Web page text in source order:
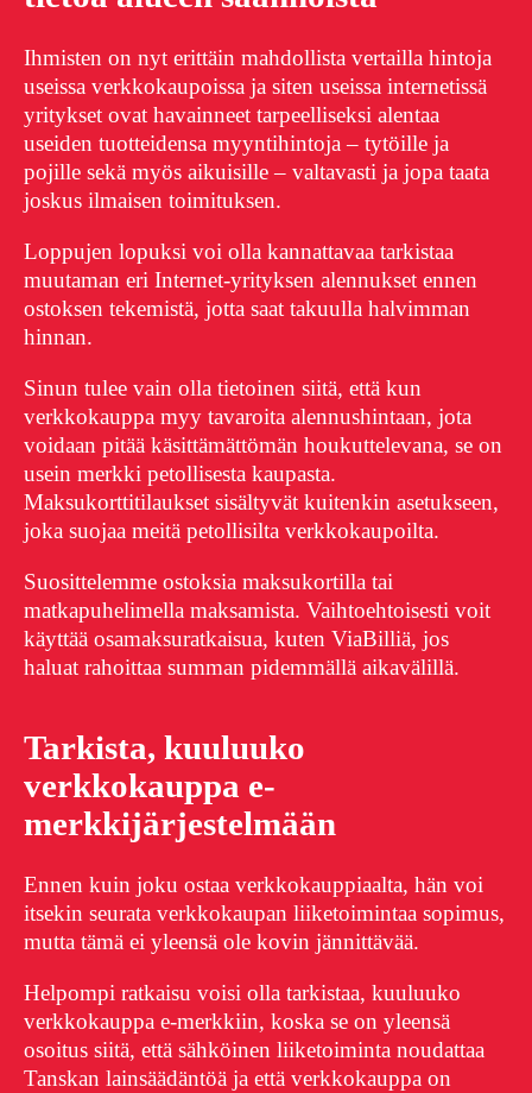
Ihmisten on nyt erittäin mahdollista vertailla hintoja
useissa verkkokaupoissa ja siten useissa internetissä
yritykset ovat havainneet tarpeelliseksi alentaa
useiden tuotteidensa myyntihintoja – tytöille ja
pojille sekä myös aikuisille – valtavasti ja jopa taata
joskus ilmaisen toimituksen.
Loppujen lopuksi voi olla kannattavaa tarkistaa
muutaman eri Internet-yrityksen alennukset ennen
ostoksen tekemistä, jotta saat takuulla halvimman
hinnan.
Sinun tulee vain olla tietoinen siitä, että kun
verkkokauppa myy tavaroita alennushintaan, jota
voidaan pitää käsittämättömän houkuttelevana, se on
usein merkki petollisesta kaupasta.
Maksukorttitilaukset sisältyvät kuitenkin asetukseen,
joka suojaa meitä petollisilta verkkokaupoilta.
Suosittelemme ostoksia maksukortilla tai
matkapuhelimella maksamista. Vaihtoehtoisesti voit
käyttää osamaksuratkaisua, kuten ViaBilliä, jos
haluat rahoittaa summan pidemmällä aikavälillä.
Tarkista, kuuluuko
verkkokauppa e-
merkkijärjestelmään
Ennen kuin joku ostaa verkkokauppiaalta, hän voi
itsekin seurata verkkokaupan liiketoimintaa sopimus,
mutta tämä ei yleensä ole kovin jännittävää.
Helpompi ratkaisu voisi olla tarkistaa, kuuluuko
verkkokauppa e-merkkiin, koska se on yleensä
osoitus siitä, että sähköinen liiketoiminta noudattaa
Tanskan lainsäädäntöä ja että verkkokauppa on